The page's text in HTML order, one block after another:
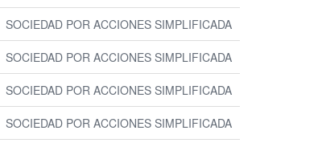
SOCIEDAD POR ACCIONES SIMPLIFICADA
SOCIEDAD POR ACCIONES SIMPLIFICADA
SOCIEDAD POR ACCIONES SIMPLIFICADA
SOCIEDAD POR ACCIONES SIMPLIFICADA